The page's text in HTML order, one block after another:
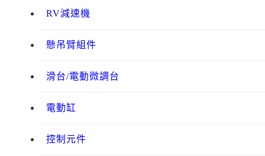
RV減速機
懸吊臂組件
滑台/電動微調台
電動缸
控制元件